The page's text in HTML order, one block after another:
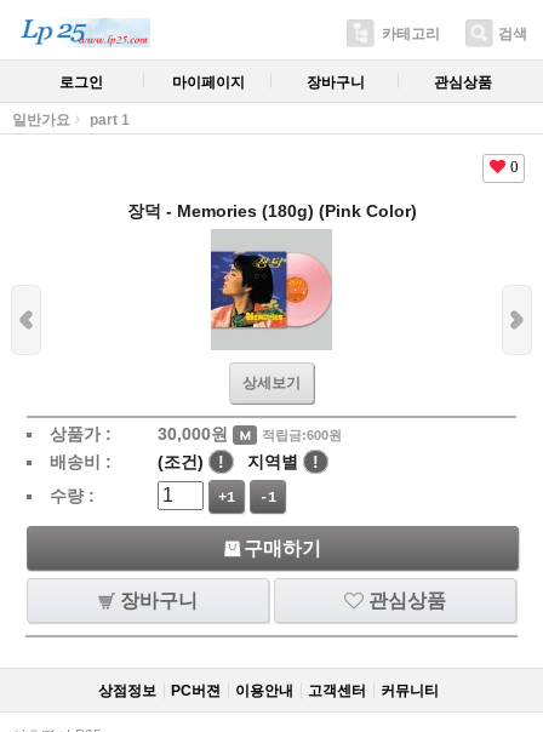
카테고리 검색
로그인 마이페이지 장바구니 관심상품
일반가요 part 1
0
장덕 - Memories (180g) (Pink Color)
상세보기
상품가 : 30,000원 적립금:600원
배송비 : (조건) ! 지역별
!
수량 :
+1 -1
구매하기
장바구니 관심상품
상점정보 PC버젼 이용안내 고객센터 커뮤니티